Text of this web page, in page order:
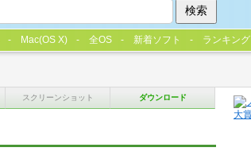
スクリーンショット ダウンロード
Mac(OS X) 全OS 新着ソフト ランキング